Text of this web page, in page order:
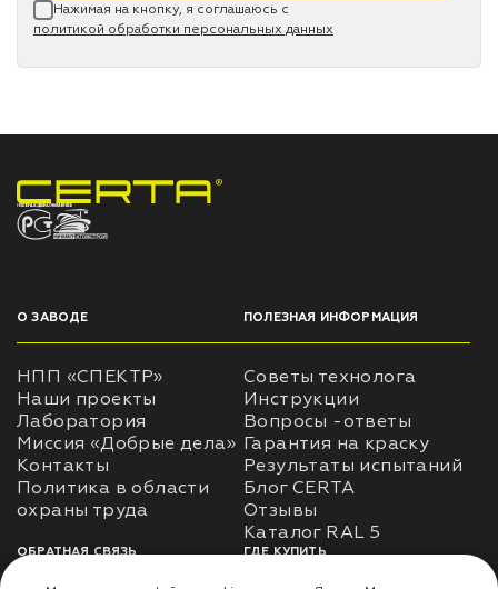
Нажимая на кнопку, я соглашаюсь с
политикой обработки персональных данных
НПП «СПЕКТР» ЗАВОД ЛАКОКРАСОЧНЫХ МАТЕРИАЛОВ
О ЗАВОДЕ
НПП «СПЕКТР»
Наши проекты
Лаборатория
Миссия «Добрые дела»
Контакты
Политика в области
ПОЛЕЗНАЯ ИНФОРМАЦИЯ
Советы технолога
Инструкции
Вопросы -ответы
Гарантия на краску
Результаты испытаний
Блог CERTA
Отзывы
Каталог RAL 5
ОБРАТНАЯ СВЯЗЬ ГДЕ КУПИТЬ